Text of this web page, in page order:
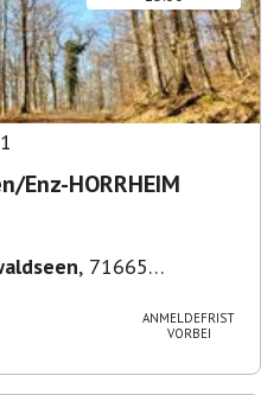
Enz-HORRHEIM
, 71665
ANMELDEFRIST
VORBEI